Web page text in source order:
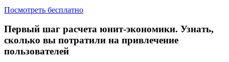
Посмотреть бесплатно
Первый шаг расчета юнит-экономики. Узнать,
сколько вы потратили на привлечение
пользователей